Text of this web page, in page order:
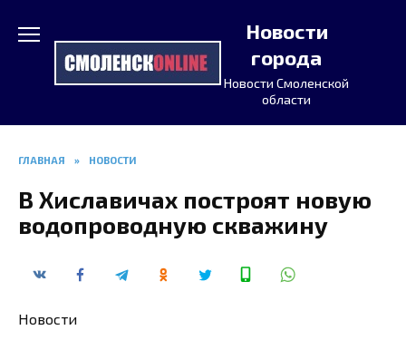
содержанию
Новости
города
Новости Смоленской
области
ГЛАВНАЯ » НОВОСТИ
В Хиславичах построят новую
водопроводную скважину
Новости